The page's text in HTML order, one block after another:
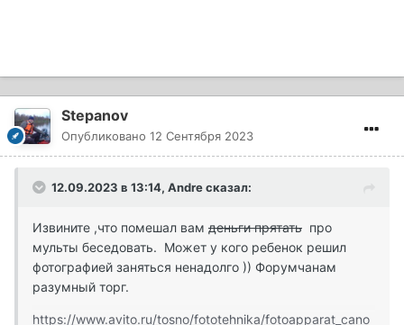
Stepanov
Опубликовано 12 Сентября 2023
12.09.2023 в 13:14, Andreсказал:
Извините ,что помешал вам деньги прятать про
мульты беседовать. Может у кого ребенок решил
фотографией заняться ненадолго )) Форумчанам
разумный торг.
https://www.avito.ru/tosno/fototehnika/fotoapparat_cano